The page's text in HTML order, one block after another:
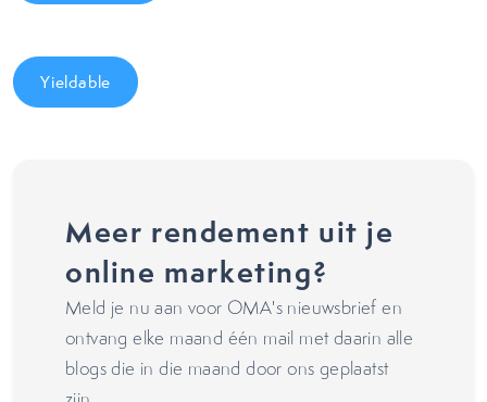
Yieldable
Meer rendement uit je
online marketing?
Meld je nu aan voor OMA's nieuwsbrief en
ontvang elke maand één mail met daarin alle
blogs die in die maand door ons geplaatst